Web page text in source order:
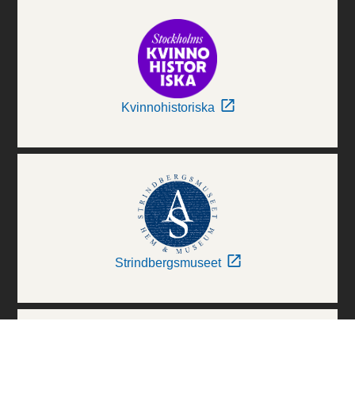
Kvinnohistoriska
Strindbergsmuseet